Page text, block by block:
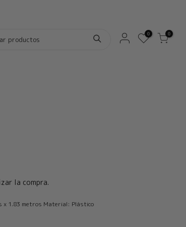
0 0
la compra.
x 1.83 metros Material: Plástico